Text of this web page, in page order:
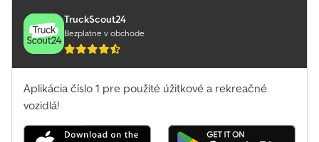
TruckScout24
Bezplatne v obchode
Aplikácia číslo 1 pre použité úžitkové a rekreačné
vozidlá!